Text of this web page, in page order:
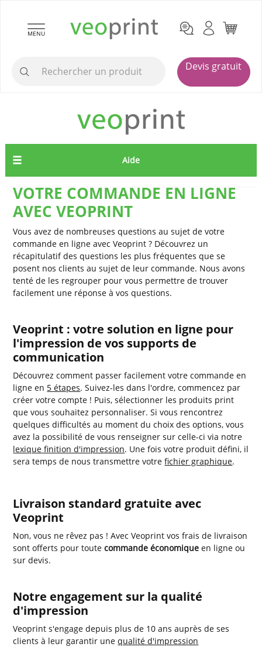
MENU
Devis gratuit
Aide
VOTRE COMMANDE EN LIGNE
AVEC VEOPRINT
Vous avez de nombreuses questions au sujet de votre
commande en ligne avec Veoprint ? Découvrez un
récapitulatif des questions les plus fréquentes que se
posent nos clients au sujet de leur commande. Nous avons
tenté de les regrouper pour vous permettre de trouver
facilement une réponse à vos questions.
Veoprint : votre solution en ligne pour
l'impression de vos supports de
communication
Découvrez comment passer facilement votre commande en
ligne en 5 étapes. Suivez-les dans l'ordre, commencez par
créer votre compte ! Puis, sélectionner les produits print
que vous souhaitez personnaliser. Si vous rencontrez
quelques difficultés au moment du choix des options, vous
avez la possibilité de vous renseigner sur celle-ci via notre
lexique finition d'impression. Une fois votre produit défini, il
sera temps de nous transmettre votrefichier graphique.
Livraison standard gratuite avec
Veoprint
Non, vous ne rêvez pas ! Avec Veoprint vos frais de livraison
sont offerts pour toutecommande économique en ligne ou
sur devis.
Notre engagement sur la qualité
d'impression
Veoprint s'engage depuis plus de 10 ans auprès de ses
clients à leur garantir unequalité d'impression